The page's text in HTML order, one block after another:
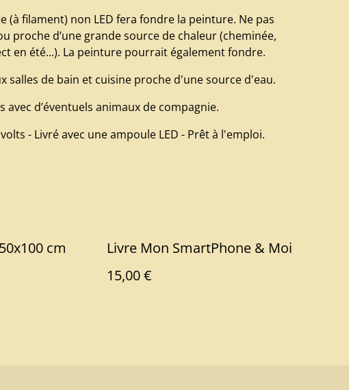
(à filament) non LED fera fondre la peinture. Ne pas
proche d’une grande source de chaleur (cheminée,
en été...). La peinture pourrait également fondre.
salles de bain et cuisine proche d'une source d'eau.
avec d’éventuels animaux de compagnie.
- Livré avec une ampoule LED - Prêt à l'emploi.
cm
Livre Mon SmartPhone & Moi
15,00 €